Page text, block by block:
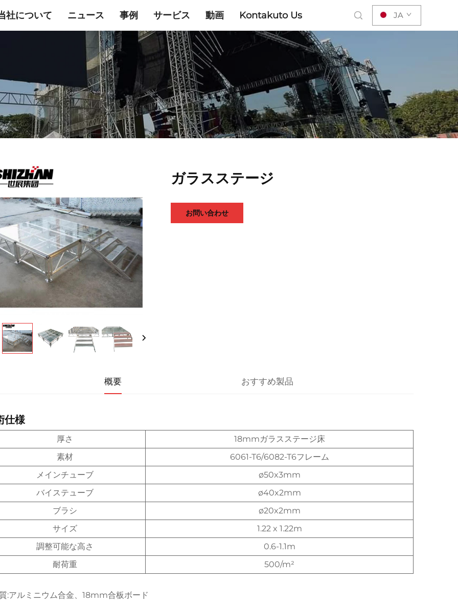
社について ニュース 事例 サービス 動画 Kontakuto Us JA
ガラスステージ
お問い合わせ
概要 おすすめ製品
仕様
厚さ
18mmガラスステージ床
素材
6061-T6/6082-T6フレーム
メインチューブ
ø50x3mm
バイステューブ
ø40x2mm
ブラシ
ø20x2mm
サイズ
1.22 x 1.22m
調整可能な高さ
0.6-1.1m
耐荷重
500/m²
:アルミニウム合金、18mm合板ボード